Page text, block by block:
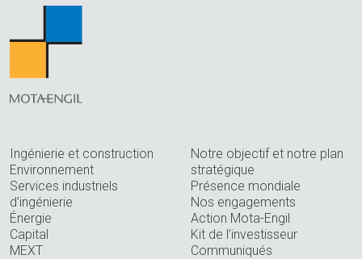
Ingénierie et construction
Environnement
Services industriels
d’ingénierie
Énergie
Capital
MEXT
Notre objectif et notre plan
stratégique
Présence mondiale
Nos engagements
Action Mota-Engil
Kit de l’investisseur
Communiqués